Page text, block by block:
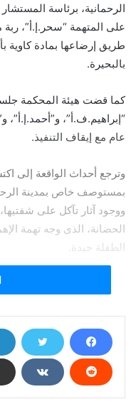
الرحمانية، برئاسة
على المتهمة “سحر.إ.أ”، ربة
طريق إرضاعها بمادة كاوية
بالبحيرة.
كما قضت هيئة المحكمة
“إبراهيم.ف.أ”،
عام مع إيقاف التنفيذ.
وترجع أحداث الواقعة إلى
بمستوصف خاص بمدينة
ووجود آثار تآكل على
الحضانة، الذى وجه تهمة
الطفلة جيدة.
وطلب مدير الحضانة
والدة الطفلة طلبت من
أخرجت من طيات ملابسها
الطفلة المادة الكاوية،
الانتهاء من جريمتها.